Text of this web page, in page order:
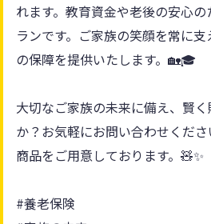
れます。教育資金や老後の安心
ランです。ご家族の笑顔を常に
の保障を提供いたします。🏡🎓
大切なご家族の未来に備え、賢
か？お気軽にお問い合わせくだ
商品をご用意しております。🧸✨
#養老保険